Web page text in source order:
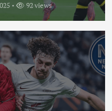
92 views